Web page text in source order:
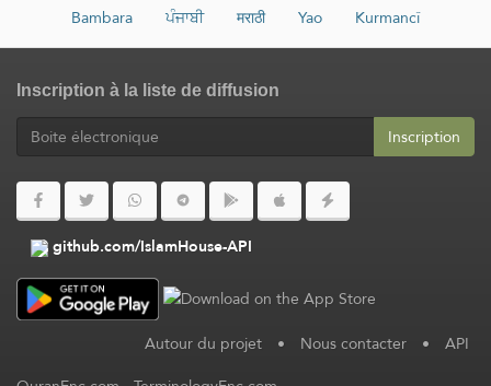
Bambara
ਪੰਜਾਬੀ मराठी Yao Kurmancî
Inscription à la liste de diffusion
Inscription
github.com/IslamHouse-API
Autour du projet • Nous contacter • API